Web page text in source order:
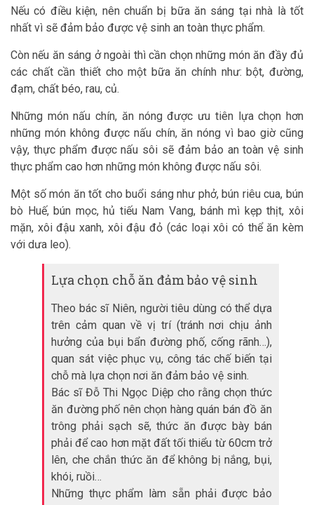
Nếu có điều kiện, nên chuẩn bị bữa ăn sáng tại nhà là tốt
nhất vì sẽ đảm bảo được vệ sinh an toàn thực phẩm.
Còn nếu ăn sáng ở ngoài thì cần chọn những món ăn đầy đủ
các chất cần thiết cho một bữa ăn chính như: bột, đường,
đạm, chất béo, rau, củ.
Những món nấu chín, ăn nóng được ưu tiên lựa chọn hơn
những món không được nấu chín, ăn nóng vì bao giờ cũng
vậy, thực phẩm được nấu sôi sẽ đảm bảo an toàn vệ sinh
thực phẩm cao hơn những món không được nấu sôi.
Một số món ăn tốt cho buổi sáng như phở, bún riêu cua, bún
bò Huế, bún mọc, hủ tiếu Nam Vang, bánh mì kẹp thịt, xôi
mặn, xôi đậu xanh, xôi đậu đỏ (các loại xôi có thể ăn kèm
với dưa leo).
Lựa chọn chỗ ăn đảm bảo vệ sinh
Theo bác sĩ Niên, người tiêu dùng có thể dựa
trên cảm quan về vị trí (tránh nơi chịu ảnh
hưởng của bụi bẩn đường phố, cống rãnh…),
quan sát việc phục vụ, công tác chế biến tại
chỗ mà lựa chọn nơi ăn đảm bảo vệ sinh.
Bác sĩ Đỗ Thi Ngọc Diệp cho rằng chọn thức
ăn đường phố nên chọn hàng quán bán đồ ăn
trông phải sạch sẽ, thức ăn được bày bán
phải để cao hơn mặt đất tối thiểu từ 60cm trở
lên, che chắn thức ăn để không bị nắng, bụi,
khói, ruồi…
Những thực phẩm làm sẵn phải được bảo